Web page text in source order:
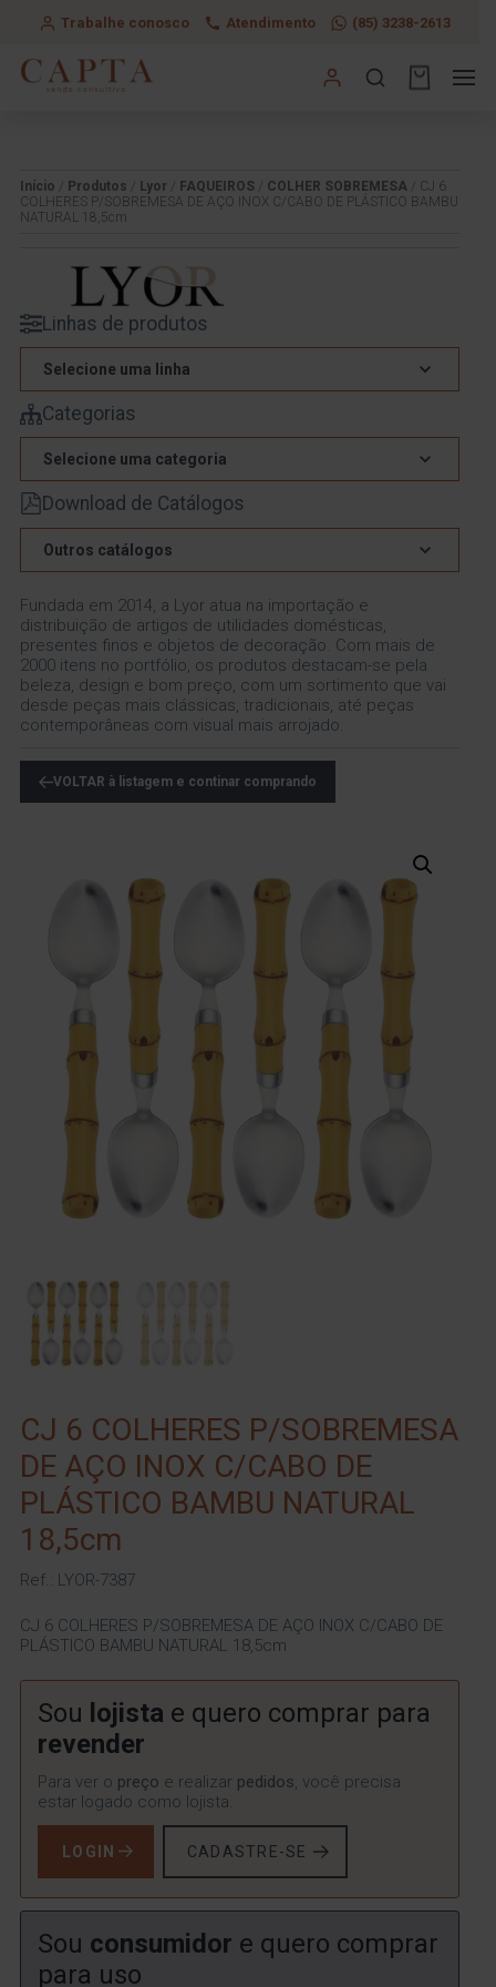
Trabalhe conosco Atendimento (85) 3238-2613
Início Produtos Lyor FAQUEIROS COLHER SOBREMESA / CJ 6
COLHERES P/SOBREMESA DE AÇO INOX C/CABO DE PLÁSTICO BAMBU
NATURAL 18,5cm
Linhas de produtos
Selecione uma linha
Categorias
Selecione uma categoria
Download de Catálogos
Outros catálogos
Fundada em 2014, a Lyor atua na importação e
distribuição de artigos de utilidades domésticas,
presentes finos e objetos de decoração. Com mais de
2000 itens no portfólio, os produtos destacam-se pela
beleza, design e bom preço, com um sortimento que vai
desde peças mais clássicas, tradicionais, até peças
contemporâneas com visual mais arrojado.
VOLTAR à listagem e continar comprando
CJ 6 COLHERES P/SOBREMESA
DE AÇO INOX C/CABO DE
PLÁSTICO BAMBU NATURAL
18,5cm
Ref.: LYOR-7387
CJ 6 COLHERES P/SOBREMESA DE AÇO INOX C/CABO DE
PLÁSTICO BAMBU NATURAL 18,5cm
Sou lojista e quero comprar para
revender
Para ver o preço e realizar pedidos, você precisa
estar logado como lojista.
LOGIN CADASTRE-SE
Sou consumidor e quero comprar
para uso